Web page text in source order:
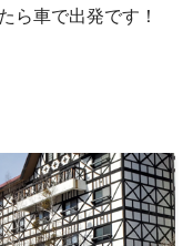
ら車で出発です！